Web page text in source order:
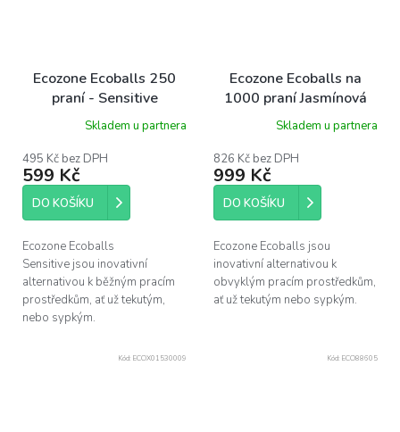
Ecozone Ecoballs 250
praní - Sensitive
Skladem u partnera
495 Kč bez DPH
599 Kč
DO KOŠÍKU
Ecozone Ecoballs
Sensitive jsou inovativní
alternativou k běžným pracím
prostředkům, ať už tekutým,
nebo sypkým.
Ecozone Ecoballs na
1000 praní Jasmínová
vůně
Skladem u partnera
826 Kč bez DPH
999 Kč
DO KOŠÍKU
Ecozone Ecoballs jsou
inovativní alternativou k
obvyklým pracím prostředkům,
ať už tekutým nebo sypkým.
Kód: ECOX01530009 Kód: ECO88605